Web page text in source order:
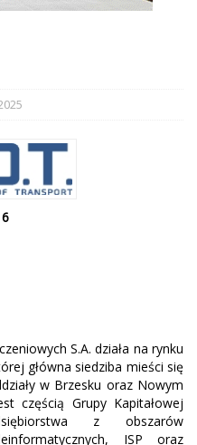
S.A. działa na rynku
główna siedziba mieści się
w Brzesku oraz Nowym
częścią Grupy Kapitałowej
z obszarów
ISP oraz